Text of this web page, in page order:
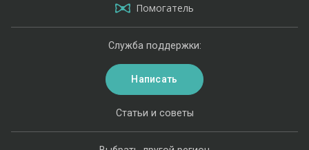
Помогатель
Статьи и советы
Служба поддержки:
Написать